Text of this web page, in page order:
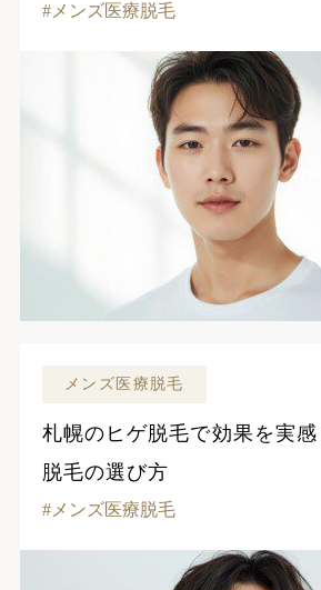
メンズ医療脱毛
メンズ医療脱毛
札幌のヒゲ脱毛で効果を実
脱毛の選び方
メンズ医療脱毛